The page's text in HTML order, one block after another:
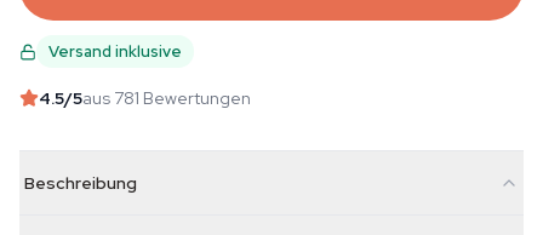
Versand inklusive
4.5/5aus 781 Bewertungen
Beschreibung